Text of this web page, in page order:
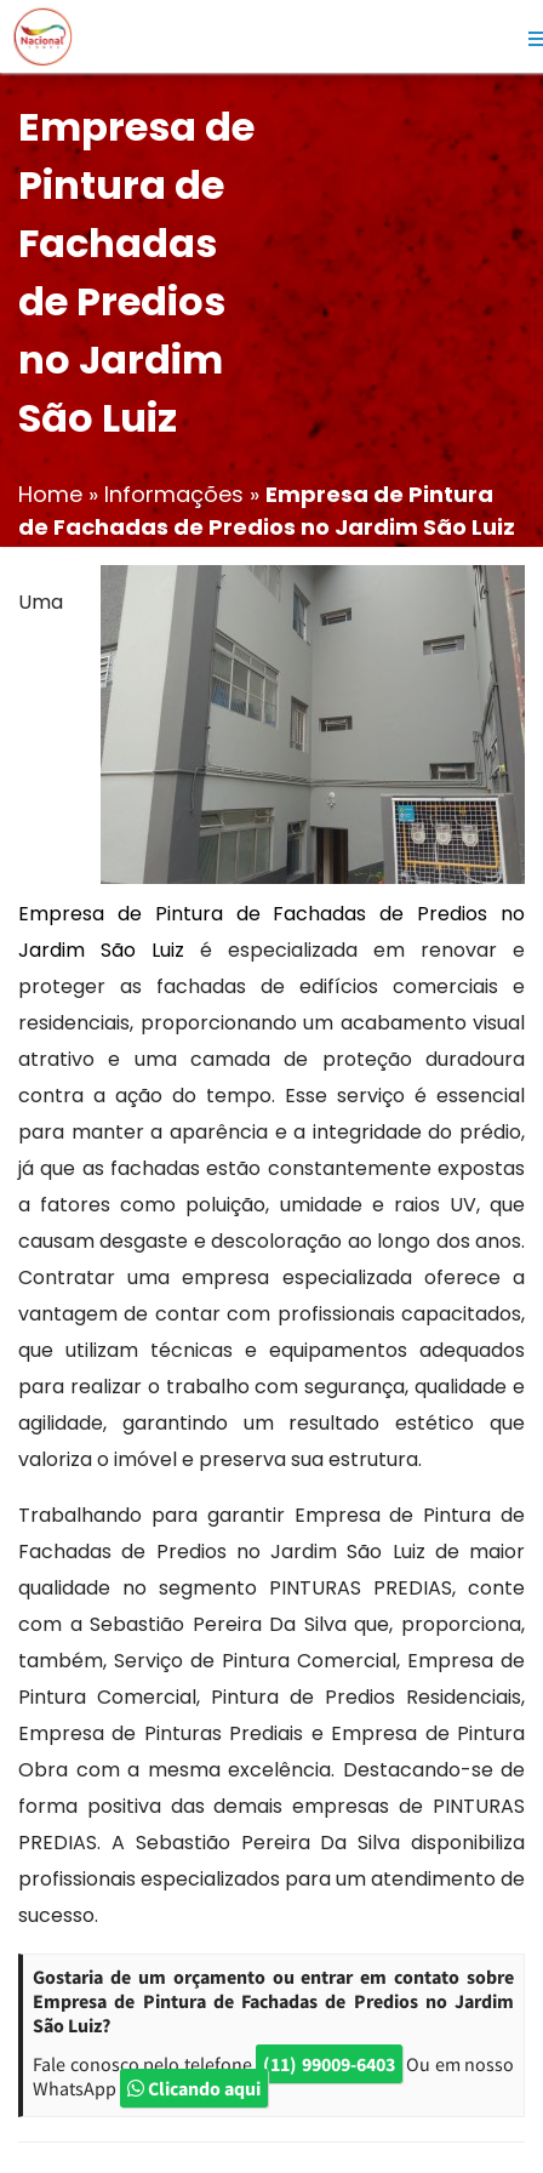
Empresa de
Pintura de
Fachadas
de Predios
no Jardim
São Luiz
Home » Informações » Empresa de Pintura
de Fachadas de Predios no Jardim São Luiz
Uma
Empresa de Pintura de Fachadas de Predios no
Jardim São Luiz é especializada em renovar e
proteger as fachadas de edifícios comerciais e
residenciais, proporcionando um acabamento visual
atrativo e uma camada de proteção duradoura
contra a ação do tempo. Esse serviço é essencial
para manter a aparência e a integridade do prédio,
já que as fachadas estão constantemente expostas
a fatores como poluição, umidade e raios UV, que
causam desgaste e descoloração ao longo dos anos.
Contratar uma empresa especializada oferece a
vantagem de contar com profissionais capacitados,
que utilizam técnicas e equipamentos adequados
para realizar o trabalho com segurança, qualidade e
agilidade, garantindo um resultado estético que
valoriza o imóvel e preserva sua estrutura.
Trabalhando para garantir Empresa de Pintura de
Fachadas de Predios no Jardim São Luiz de maior
qualidade no segmento PINTURAS PREDIAS, conte
com a Sebastião Pereira Da Silva que, proporciona,
também, Serviço de Pintura Comercial, Empresa de
Pintura Comercial, Pintura de Predios Residenciais,
Empresa de Pinturas Prediais e Empresa de Pintura
Obra com a mesma excelência. Destacando-se de
forma positiva das demais empresas de PINTURAS
PREDIAS. A Sebastião Pereira Da Silva disponibiliza
profissionais especializados para um atendimento de
sucesso.
Gostaria de um orçamento ou entrar em contato sobre
Empresa de Pintura de Fachadas de Predios no Jardim
São Luiz?
Fale conosco pelo telefone (11) 99009-6403 Ou em nosso
WhatsApp
Clicando aqui